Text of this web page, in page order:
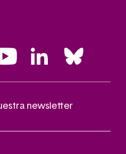
newsletter